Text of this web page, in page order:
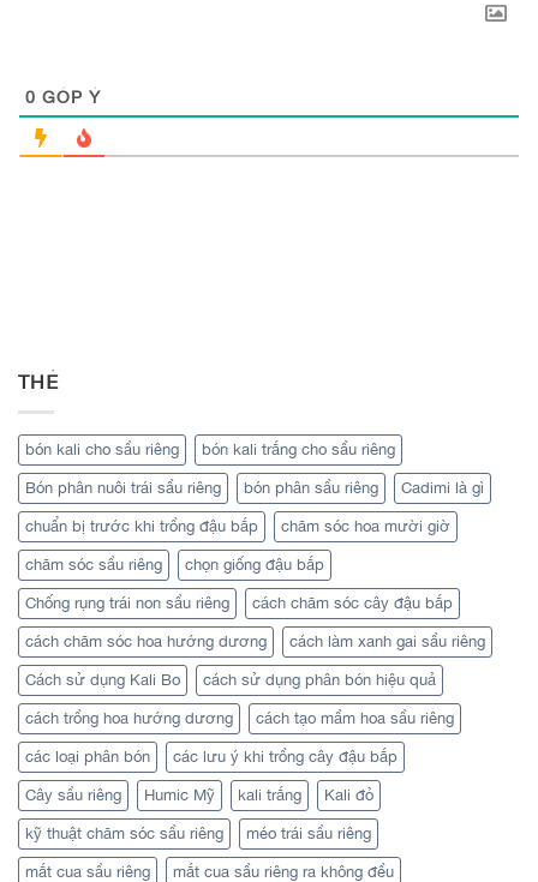
0 GÓP Ý
THẺ
bón kali cho sầu riêng bón kali trắng cho sầu riêng
Bón phân nuôi trái sầu riêng bón phân sầu riêng Cadimi là gì
chuẩn bị trước khi trồng đậu bắp chăm sóc hoa mười giờ
chăm sóc sầu riêng chọn giống đậu bắp
Chống rụng trái non sầu riêng cách chăm sóc cây đậu bắp
cách chăm sóc hoa hướng dương cách làm xanh gai sầu riêng
Cách sử dụng Kali Bo cách sử dụng phân bón hiệu quả
cách trồng hoa hướng dương cách tạo mầm hoa sầu riêng
các loại phân bón các lưu ý khi trồng cây đậu bắp
Cây sầu riêng Humic Mỹ kali trắng Kali đỏ
kỹ thuật chăm sóc sầu riêng méo trái sầu riêng
mắt cua sầu riêng mắt cua sầu riêng ra không đều